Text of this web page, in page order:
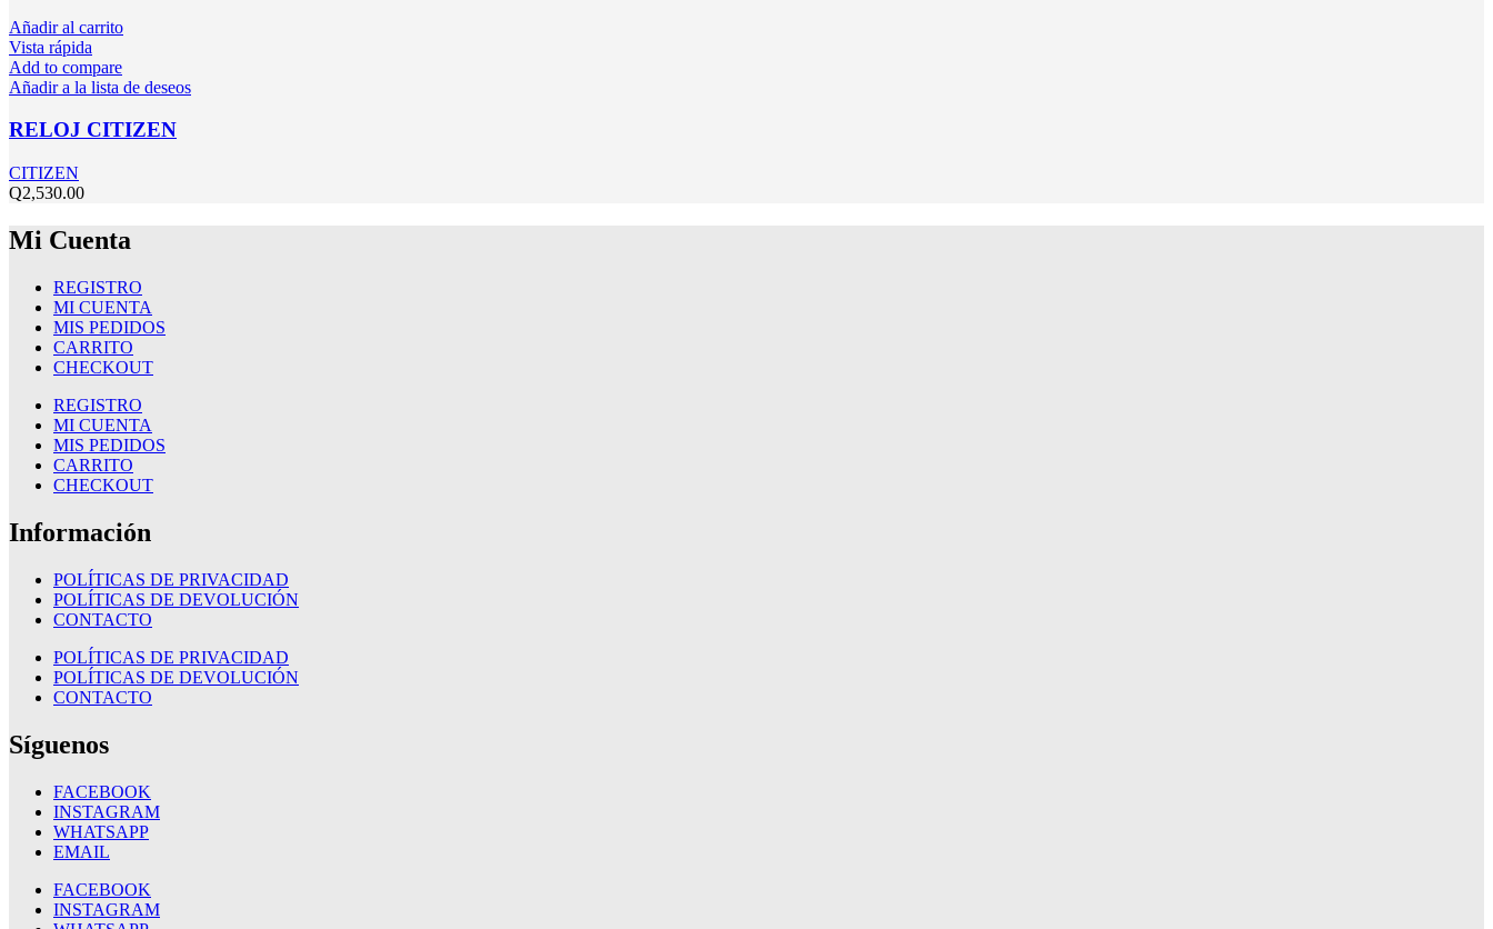
Añadir al carrito
Vista rápida
Add to compare
Añadir a la lista de deseos
RELOJ CITIZEN
CITIZEN
Q2,530.00
Mi Cuenta
REGISTRO
MI CUENTA
MIS PEDIDOS
CARRITO
CHECKOUT
REGISTRO
MI CUENTA
MIS PEDIDOS
CARRITO
CHECKOUT
Información
POLÍTICAS DE PRIVACIDAD
POLÍTICAS DE DEVOLUCIÓN
CONTACTO
POLÍTICAS DE PRIVACIDAD
POLÍTICAS DE DEVOLUCIÓN
CONTACTO
Síguenos
FACEBOOK
INSTAGRAM
WHATSAPP
EMAIL
FACEBOOK
INSTAGRAM